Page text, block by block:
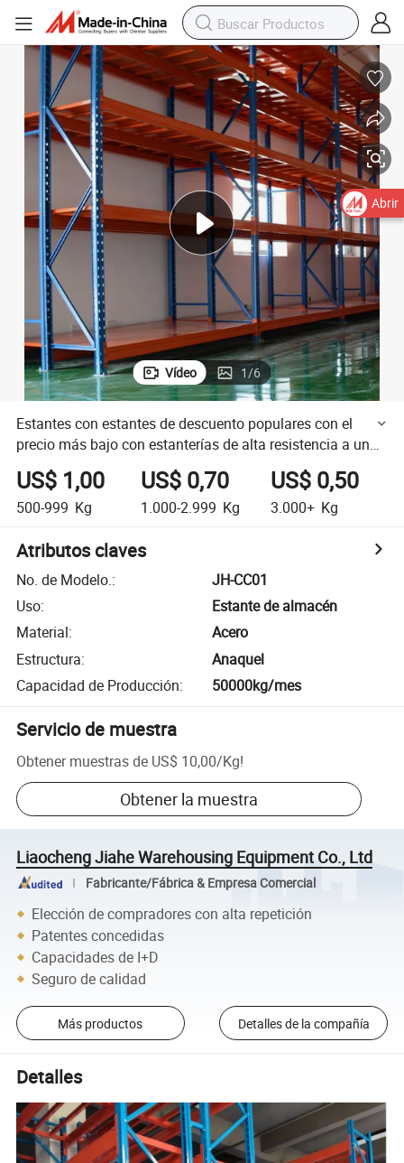
Vídeo 1/6
Estantes con estantes de descuento populares con el
precio más bajo con estanterías de alta resistencia a un
precio más bajo
US$ 1,00
500-999 Kg
US$ 0,70
1.000-2.999 Kg
US$ 0,50
3.000+ Kg
Atributos claves
No. de Modelo.:
JH-CC01
Uso:
Estante de almacén
Material:
Acero
Estructura:
Anaquel
Capacidad de Producción: 50000kg/mes
Servicio de muestra
Obtener muestras de US$ 10,00/Kg!
Obtener la muestra
Liaocheng Jiahe Warehousing Equipment Co., Ltd
Fabricante/Fábrica & Empresa Comercial
Elección de compradores con alta repetición
Patentes concedidas
Capacidades de I+D
Seguro de calidad
Más productos Detalles de la compañía
Detalles
Abrir